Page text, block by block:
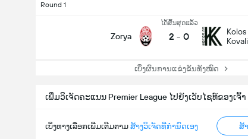
Round 1
Zorya
ໄດ້ສິ້ນສຸດແລ້ວ
2 - 0
Kolos
ເບິ່ງຜົນການແຂ່ງຂັນທັງໝົດ
ເພີ່ມວິເຈັດຄະແນນ Premier League ໄປຍັງເວັບໄຊທ໌ຂອງເຈົ້າ
ເບິ່ງທາງເລືອກເພີ່ມເຕີມຕາມ ສ້າງວິເຈັດທີ່ກຳນົດເອງ ສ້